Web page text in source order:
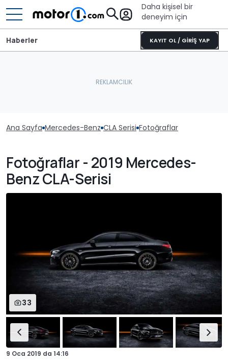
Daha kişisel bir
deneyim için
KAYIT OL / GİRİŞ YAP
Haberler
Ana Sayfa Mercedes-Benz CLA Serisi Fotoğraflar
Fotoğraflar - 2019 Mercedes-
Benz CLA-Serisi
33
9 Oca 2019 da 14:16